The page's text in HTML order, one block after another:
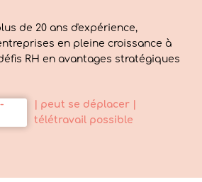
de 20 ans d'expérience,
en pleine croissance à
RH en avantages stratégiques
| peut se déplacer
télétravail possible